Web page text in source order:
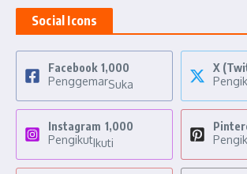
Social Icons
Facebook 1,000
PenggemarSuka
X
Instagram 1,000
PengikutIkuti